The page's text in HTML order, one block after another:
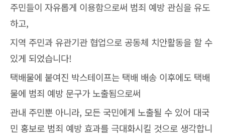
주민들이 자유롭게 이용함으로써 범죄 예방 관심을 유도
하고,
지역 주민과 유관기관 협업으로 공동체 치안활동을 할 수
있게 되었습니다!
택배물에 붙여진 박스테이프는 택배 배송 이후에도 택배
물에 범죄 예방 문구가 노출됨으로써
관내 주민뿐 아니라, 모든 국민에게 노출될 수 있어 대국
민 홍보로 범죄 예방 효과를 극대화시킬 것으로 생각합니